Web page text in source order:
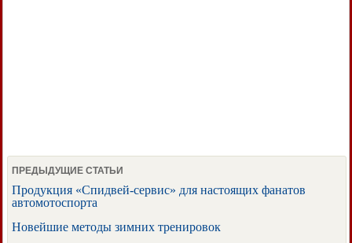
ПРЕДЫДУЩИЕ СТАТЬИ
Продукция «Спидвей-сервис» для настоящих фанатов
автомотоспорта
Новейшие методы зимних тренировок